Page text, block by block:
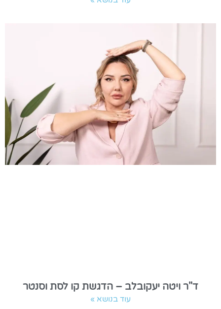
ד"ר ויטה יעקובלב – הדגשת קו לסת וסנטר
עוד בנושא »